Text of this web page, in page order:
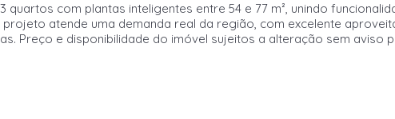
com plantas inteligentes entre 54 e 77 m², unindo
atende uma demanda real da região, com excelente
Preço e disponibilidade do imóvel sujeitos a alteração sem aviso